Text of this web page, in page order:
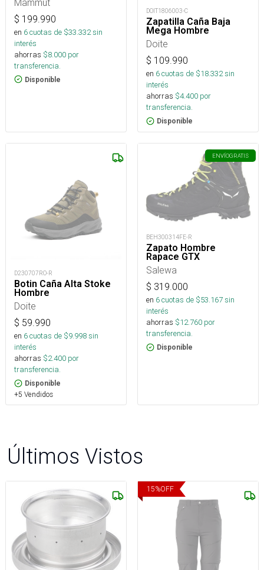
$ 199.990
en 6cuotas de $33.332sin
interés
ahorras $8.000 por
transferencia.
Disponible
DOIT1806003-C
Zapatilla Caña Baja
Mega Hombre
Doite
$ 109.990
en 6cuotas de $18.332sin
interés
ahorras $4.400 por
transferencia.
Disponible
D230707RO-R
Botin Caña Alta Stoke
Hombre
Doite
$ 59.990
en 6cuotas de $9.998sin
interés
ahorras $2.400 por
transferencia.
Disponible
+5 Vendidos
ENVÍOGRATIS
BEH300314FE-R
Zapato Hombre
Rapace GTX
Salewa
$ 319.000
en 6cuotas de $53.167sin
interés
ahorras $12.760 por
transferencia.
Disponible
Últimos Vistos
15%OFF